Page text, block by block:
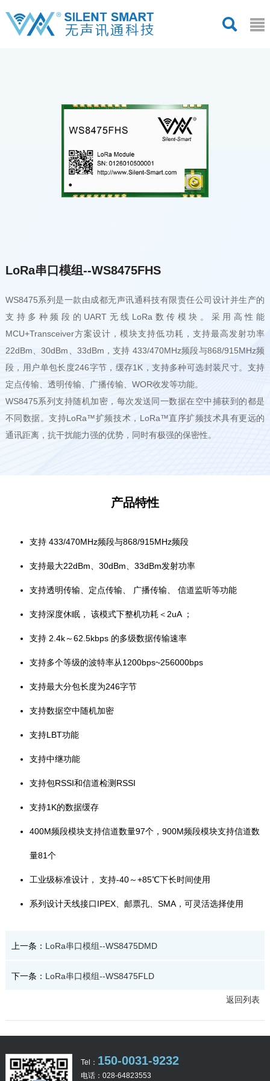
LoRa串口模组--WS8475FHS
WS8475系列是一款由成都无声讯通科技有限责任公司设计并生产的
支持多种频段的UART无线LoRa数传模块。 采用高性能
MCU+Transceiver方案设计，模块支持低功耗，支持最高发射功率
22dBm、30dBm、33dBm，支持 433/470MHz频段与868/915MHz频
段，用户单包长度246字节，缓存1K，支持多种可选封装尺寸。支持
定点传输、透明传输、广播传输、WOR收发等功能。
WS8475系列支持随机加密，每次发送同一数据在空中捕获到的都是
不同数据。支持LoRa™扩频技术，LoRa™直序扩频技术具有更远的
通讯距离，抗干扰能力强的优势，同时有极强的保密性。
产品特性
支持 433/470MHz频段与868/915MHz频段
支持最大22dBm、30dBm、33dBm发射功率
支持透明传输、定点传输、 广播传输、 信道监听等功能
支持深度休眠， 该模式下整机功耗＜2uA ；
支持 2.4k～62.5kbps 的多级数据传输速率
支持多个等级的波特率从1200bps~256000bps
支持最大分包长度为246字节
支持数据空中随机加密
支持LBT功能
支持中继功能
支持包RSSI和信道检测RSSI
支持1K的数据缓存
400M频段模块支持信道数量97个，900M频段模块支持信道数
量81个
工业级标准设计， 支持-40～+85℃下长时间使用
系列设计天线接口IPEX、邮票孔、SMA，可灵活选择使用
上一条： LoRa串口模组--WS8475DMD
下一条： LoRa串口模组--WS8475FLD
返回列表
Tel： 150-0031-9232
电话：028-64823553